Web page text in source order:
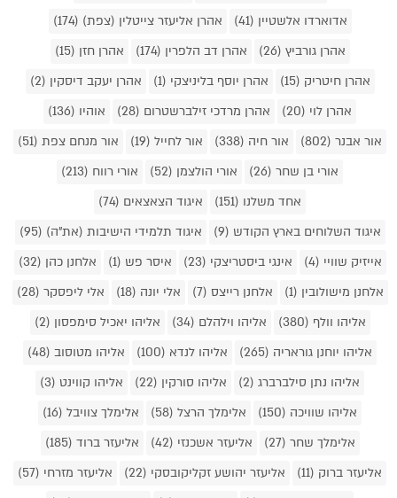
אדוארדו אלשטיין (41)
אהרן אליעזר צייטלין (צפת) (174)
אהרן גורביץ (26)
אהרן דב הלפרין (174)
אהרן חזן (15)
אהרן חיטריק (15)
אהרן יוסף בליניצקי (1)
אהרן יעקב דיסקין (2)
אהרן לוי (20)
אהרן מרדכי זילברשטרום (28)
אוהיו (136)
אור אבנר (802)
אור חיה (338) אור לחייל (19)
אור מנחם צפת (51)
אורי בן שחר (26)
אורי הולצמן (52)
אורי רווח (213)
אחד משלנו (151)
איגוד הצאצאים (74)
איגוד השלוחים בארץ הקודש (9)
איגוד תלמידי הישיבות (את"ה) (95)
אייזיק שוויי (4)
אינגי ביסטריצקי (23) איסר פש (1)
אלחנן כהן (32)
אלחנן מישולובין (1)
אלחנן רייצס (7) אלי יונה (18)
אלי ליפסקר (28)
אליהו וולף (380)
אליהו וילהלם (34)
אליהו יאכיל סימפסון (2)
אליהו יוחנן גוראריה (265)
אליהו לנדא (100)
אליהו מטוסוב (48)
אליהו נתן סילברברג (2)
אליהו סורקין (22)
אליהו קווינט (3)
אליהו שוויכה (150)
אלימלך הרצל (58)
אלימלך צוויבל (16)
אלימלך שחר (27)
אליעזר אשכנזי (42)
אליעזר ברוד (185)
אליעזר ברוק (11)
אליעזר יהושע זקליקובסקי (22)
אליעזר מזרחי (57)